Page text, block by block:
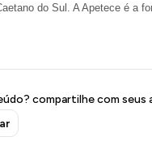
do Sul. A Apetece é a
compartilhe com seus